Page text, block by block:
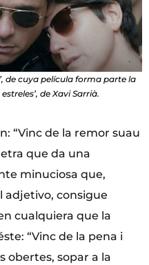
de cuya película forma parte la
de Xavi Sarrià.
“Vinc de la remor suau
que da una
minuciosa que,
adjetivo, consigue
cualquiera que la
“Vinc de la pena i
obertes, sopar a la